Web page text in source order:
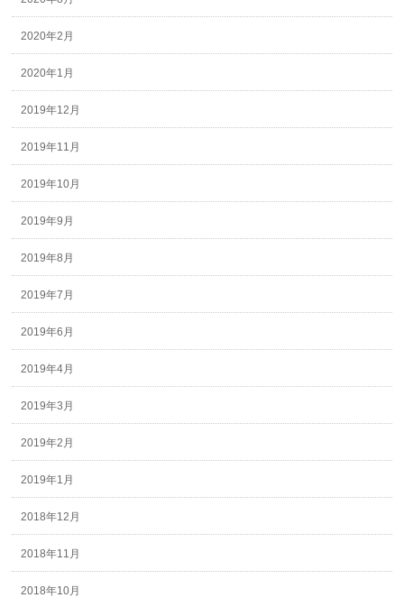
2020年2月
2020年1月
2019年12月
2019年11月
2019年10月
2019年9月
2019年8月
2019年7月
2019年6月
2019年4月
2019年3月
2019年2月
2019年1月
2018年12月
2018年11月
2018年10月